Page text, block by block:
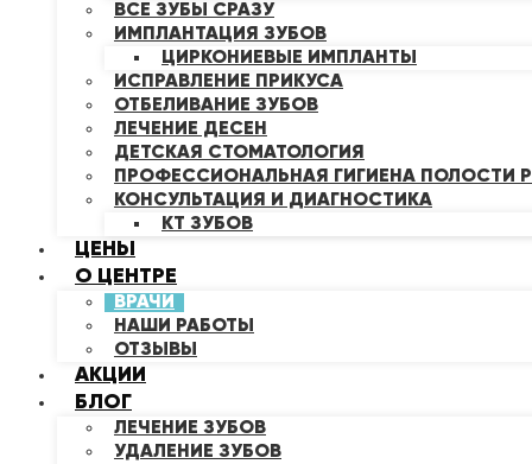
ВСЕ ЗУБЫ СРАЗУ
ИМПЛАНТАЦИЯ ЗУБОВ
ЦИРКОНИЕВЫЕ ИМПЛАНТЫ
ИСПРАВЛЕНИЕ ПРИКУСА
ОТБЕЛИВАНИЕ ЗУБОВ
ЛЕЧЕНИЕ ДЕСЕН
ДЕТСКАЯ СТОМАТОЛОГИЯ
ПРОФЕССИОНАЛЬНАЯ ГИГИЕНА ПОЛОСТИ
КОНСУЛЬТАЦИЯ И ДИАГНОСТИКА
КТ ЗУБОВ
ЦЕНЫ
О ЦЕНТРЕ
ВРАЧИ
НАШИ РАБОТЫ
ОТЗЫВЫ
АКЦИИ
БЛОГ
ЛЕЧЕНИЕ ЗУБОВ
УДАЛЕНИЕ ЗУБОВ